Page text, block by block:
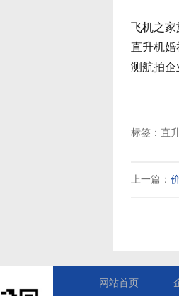
飞机之家
直升机婚
测航拍企
标签：直
上一篇：
网站首页